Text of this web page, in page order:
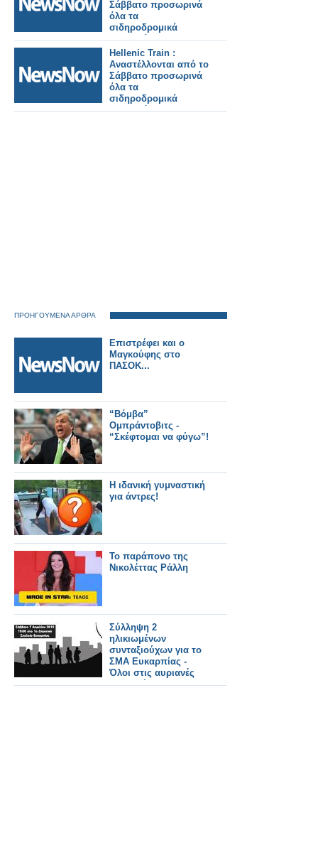
Σάββατο προσωρινά
όλα τα
σιδηροδρομικά
δρομολόγια στη
γραμμή
Αλεξανδρούπολη –
Ορμένιο .
Hellenic Train :
Αναστέλλονται από το
Σάββατο προσωρινά
όλα τα
σιδηροδρομικά
δρομολόγια στη
ΠΡΟΗΓΟΥΜΕΝΑ ΑΡΘΡΑ
Επιστρέφει και ο
Μαγκούφης στο
ΠΑΣΟΚ...
“Βόμβα”
Ομπράντοβιτς -
“Σκέφτομαι να φύγω”!
Η ιδανική γυμναστική
για άντρες!
Το παράπονο της
Νικολέττας Ράλλη
Σύλληψη 2
ηλικιωμένων
συνταξιούχων για το
ΣΜΑ Ευκαρπίας -
Όλοι στις αυριανές
συναντήσεις -